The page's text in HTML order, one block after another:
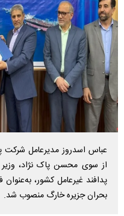
عباس اسدروز مدیرعامل شرکت
از سوی محسن پاک نژاد،
پدافند غیرعامل کشور،
بحران جزیره خارگ منصوب شد.